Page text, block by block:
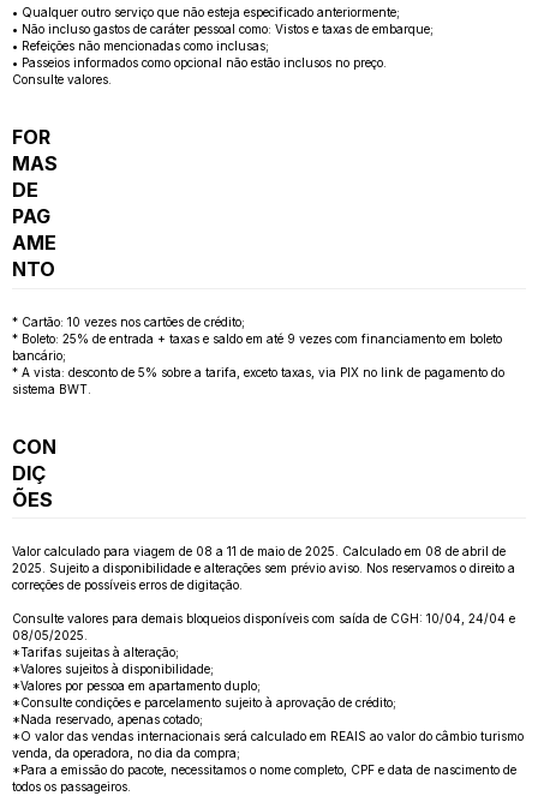
• Qualquer outro serviço que não esteja especificado anteriormente;
• Não incluso gastos de caráter pessoal como: Vistos e taxas de embarque;
• Refeições não mencionadas como inclusas;
• Passeios informados como opcional não estão inclusos no preço.
Consulte valores.
FOR
MAS
DE
PAG
AME
NTO
* Cartão: 10 vezes nos cartões de crédito;
* Boleto: 25% de entrada + taxas e saldo em até 9 vezes com financiamento em boleto
bancário;
* A vista: desconto de 5% sobre a tarifa, exceto taxas, via PIX no link de pagamento do
sistema BWT.
CON
DIÇ
ÕES
Valor calculado para viagem de 08 a 11 de maio de 2025. Calculado em 08 de abril de
2025. Sujeito a disponibilidade e alterações sem prévio aviso. Nos reservamos o direito a
correções de possíveis erros de digitação.
Consulte valores para demais bloqueios disponíveis com saída de CGH: 10/04, 24/04 e
08/05/2025.
*Tarifas sujeitas à alteração;
*Valores sujeitos à disponibilidade;
*Valores por pessoa em apartamento duplo;
*Consulte condições e parcelamento sujeito à aprovação de crédito;
*Nada reservado, apenas cotado;
*O valor das vendas internacionais será calculado em REAIS ao valor do câmbio turismo
venda, da operadora, no dia da compra;
*Para a emissão do pacote, necessitamos o nome completo, CPF e data de nascimento de
todos os passageiros.